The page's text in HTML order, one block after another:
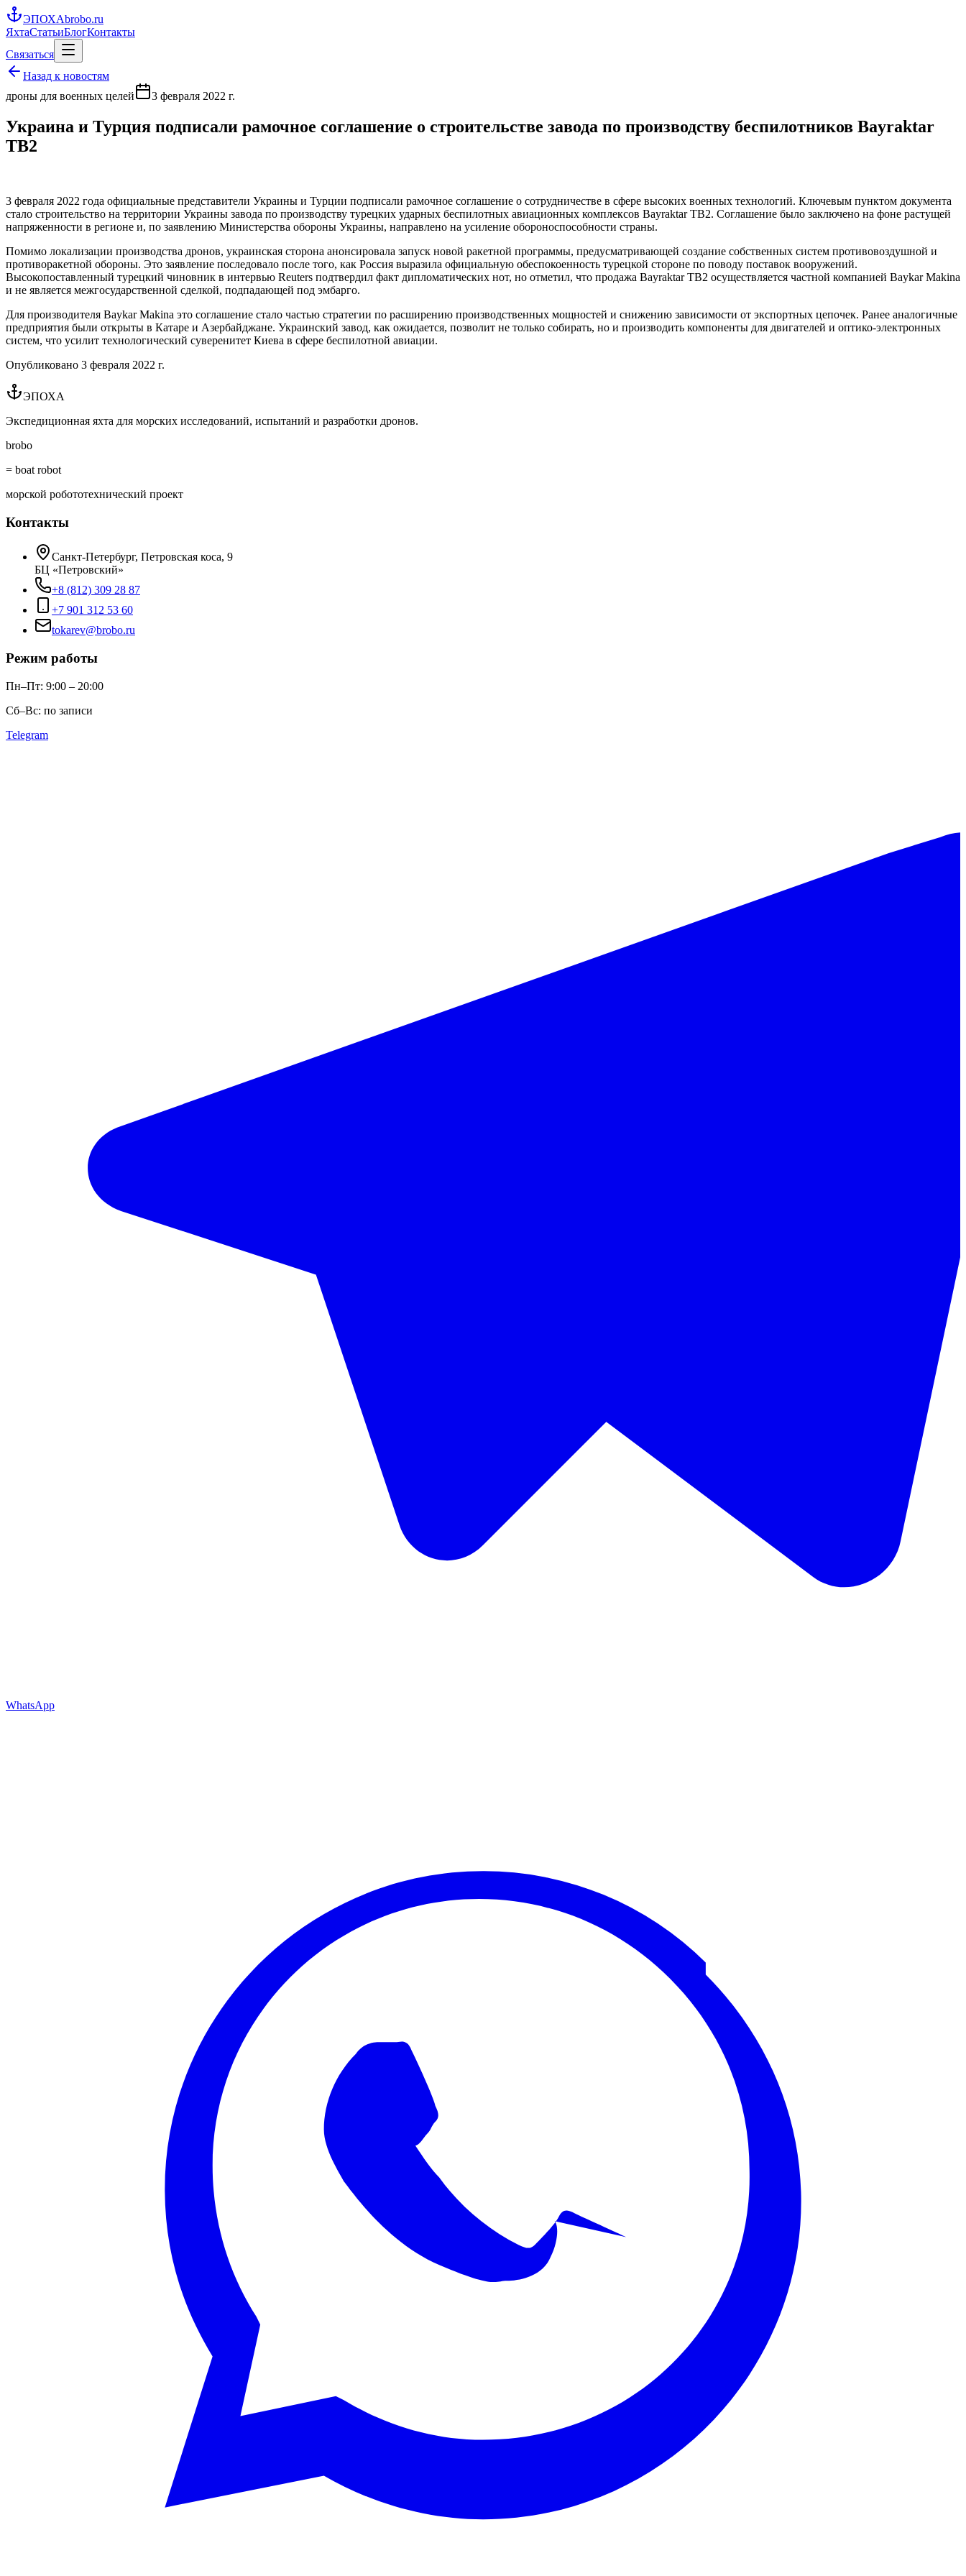
ЭПОХАbrobo.ru
ЯхтаСтатьиБлогКонтакты
Связаться
Назад к новостям
дроны для военных целей
3 февраля 2022 г.
Украина и Турция подписали рамочное соглашение о строительстве завода по производству беспилотников Bayraktar
TB2
3 февраля 2022 года официальные представители Украины и Турции подписали рамочное соглашение о сотрудничестве в сфере высоких военных технологий. Ключевым пунктом документа
стало строительство на территории Украины завода по производству турецких ударных беспилотных авиационных комплексов Bayraktar TB2. Соглашение было заключено на фоне растущей
напряженности в регионе и, по заявлению Министерства обороны Украины, направлено на усиление обороноспособности страны.
Помимо локализации производства дронов, украинская сторона анонсировала запуск новой ракетной программы, предусматривающей создание собственных систем противовоздушной и
противоракетной обороны. Это заявление последовало после того, как Россия выразила официальную обеспокоенность турецкой стороне по поводу поставок вооружений.
Высокопоставленный турецкий чиновник в интервью Reuters подтвердил факт дипломатических нот, но отметил, что продажа Bayraktar TB2 осуществляется частной компанией Baykar Makina
и не является межгосударственной сделкой, подпадающей под эмбарго.
Для производителя Baykar Makina это соглашение стало частью стратегии по расширению производственных мощностей и снижению зависимости от экспортных цепочек. Ранее аналогичные
предприятия были открыты в Катаре и Азербайджане. Украинский завод, как ожидается, позволит не только собирать, но и производить компоненты для двигателей и оптико-электронных
систем, что усилит технологический суверенитет Киева в сфере беспилотной авиации.
Опубликовано 3 февраля 2022 г.
ЭПОХА
Экспедиционная яхта для морских исследований, испытаний и разработки дронов.
brobo
= boat robot
морской робототехнический проект
Контакты
Санкт-Петербург, Петровская коса, 9
БЦ «Петровский»
+8 (812) 309 28 87
+7 901 312 53 60
tokarev@brobo.ru
Режим работы
Пн–Пт: 9:00 – 20:00
Сб–Вс: по записи
Telegram
WhatsApp